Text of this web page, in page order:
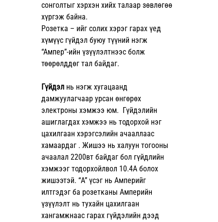
сонголтыг хэрхэн хийх талаар зөвлөгөө
хүргэж байна.
Розетка – ийг солих хэрэг гарах үед
хүмүүс гүйдэл буюу түүний нэгж
“Ампер”-ийн үзүүлэлтнээс болж
төөрөлддөг тал байдаг.
Гүйдэл нь нэгж хугацаанд
дамжуулагчаар урсан өнгөрөх
электроны хэмжээ юм.  Гүйдэлийн
ашиглагдах хэмжээ нь тодорхой нэг
цахилгаан хэрэгсэлийн ачааллаас
хамаардаг . Жишээ нь халуун тогооны
ачаалал 2200вт байдаг бол гүйдлийн
хэмжээг тодорхойлвол 10.4A болох
жишээтэй. “A” үсэг нь Амперийг
илтгэдэг ба розетканы Амперийн
үзүүлэлт нь тухайн цахилгаан
хангамжнаас гарах гүйдэлийн дээд